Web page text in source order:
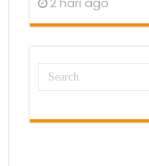
2 hari ago